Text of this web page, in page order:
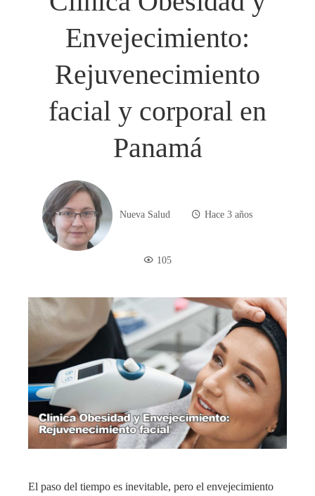
Envejecimiento:
Rejuvenecimiento
facial y corporal en
Panamá
Nueva Salud Hace 3 años
105
El paso del tiempo es inevitable, pero el envejecimiento